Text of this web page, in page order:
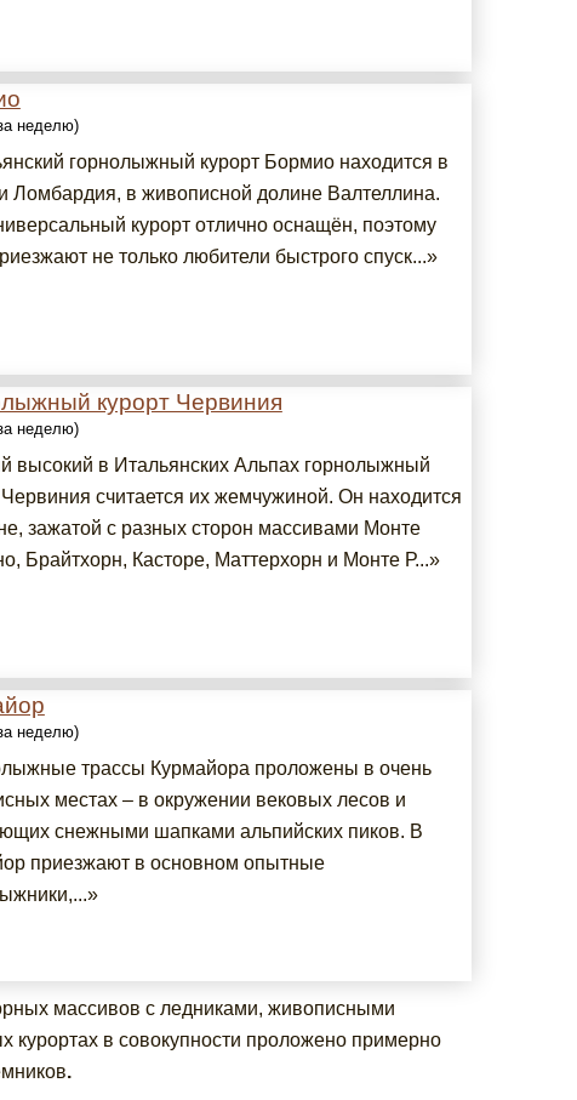
неделю)
горнолыжный курорт Бормио находится в
Ломбардия, в живописной долине Валтеллина.
курорт отлично оснащён, поэтому
не только любители быстрого спуск...»
курорт Червиния
неделю)
высокий в Итальянских Альпах горнолыжный
Червиния считается их жемчужиной. Он находится
зажатой с разных сторон массивами Монте
Брайтхорн, Касторе, Маттерхорн и Монте Р...»
неделю)
трассы Курмайора проложены в очень
местах – в окружении вековых лесов и
снежными шапками альпийских пиков. В
приезжают в основном опытные
массивов с ледниками, живописными
курортах в совокупности проложено примерно
.